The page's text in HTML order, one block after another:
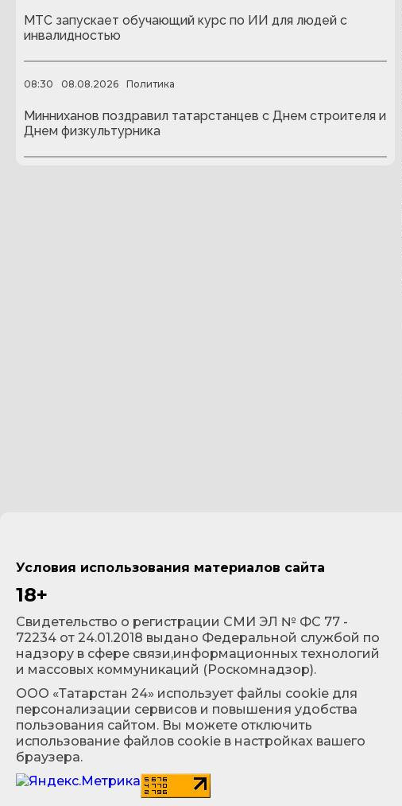
МТС запускает обучающий курс по ИИ для людей с
инвалидностью
08:30 08.08.2026 Политика
Минниханов поздравил татарстанцев с Днем строителя и
Днем физкультурника
Условия использования материалов сайта
18+
Cвидетельство о регистрации СМИ ЭЛ № ФС 77 -
72234 от 24.01.2018 выдано Федеральной службой по
надзору в сфере связи,информационных технологий
и массовых коммуникаций (Роскомнадзор).
ООО «Татарстан 24» использует файлы cookie для
персонализации сервисов и повышения удобства
пользования сайтом. Вы можете отключить
использование файлов cookie в настройках вашего
браузера.